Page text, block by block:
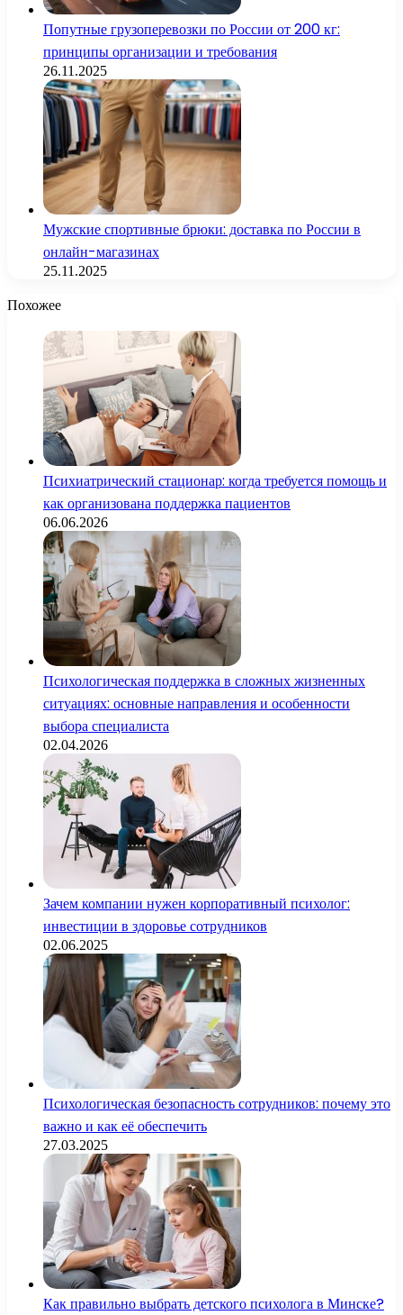
Попутные грузоперевозки по России от 200 кг:
принципы организации и требования
26.11.2025
Мужские спортивные брюки: доставка по России в
онлайн-магазинах
25.11.2025
Похожее
Психиатрический стационар: когда требуется помощь и
как организована поддержка пациентов
06.06.2026
Психологическая поддержка в сложных жизненных
ситуациях: основные направления и особенности
выбора специалиста
02.04.2026
Зачем компании нужен корпоративный психолог:
инвестиции в здоровье сотрудников
02.06.2025
Психологическая безопасность сотрудников: почему это
важно и как её обеспечить
27.03.2025
Как правильно выбрать детского психолога в Минске?